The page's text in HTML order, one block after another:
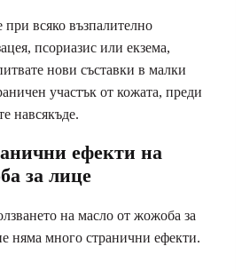
при всяко възпалително
псориазис или екзема,
нови съставки в малки
участък от кожата, преди
навсякъде.
ефекти на
за лице
на масло от жожоба за
няма много странични ефекти.